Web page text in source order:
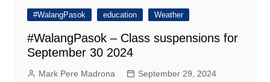
#WalangPasok education Weather
#WalangPasok – Class suspensions for
September 30 2024
Mark Pere Madrona
September 29, 2024